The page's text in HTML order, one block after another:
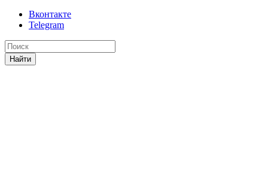
Вконтакте
Telegram
Найти